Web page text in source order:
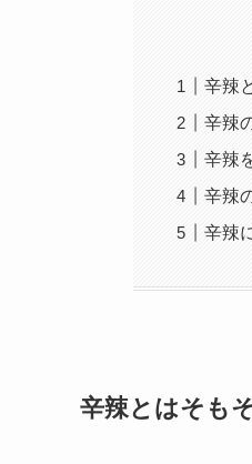
辛辣
辛辣
辛辣
辛辣
辛辣
辛辣とはそも